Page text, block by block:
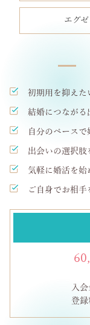
エグ
初期用を抑えた
結婚につながる
自分のペース
出会いの選択肢
気軽に婚活を始
ご自身でお相
入
登